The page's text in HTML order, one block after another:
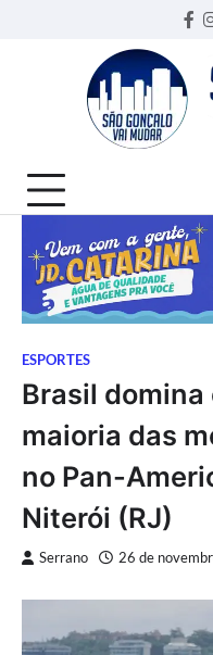
ESPORTES
Brasil
maioria das
no Pan-
Niterói (RJ)
Serrano 26 de